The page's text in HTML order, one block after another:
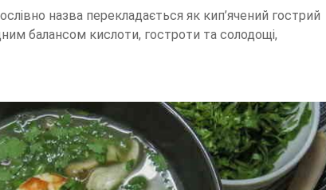
назва перекладається як кип’ячений гострий
балансом кислоти, гостроти та солодощі,